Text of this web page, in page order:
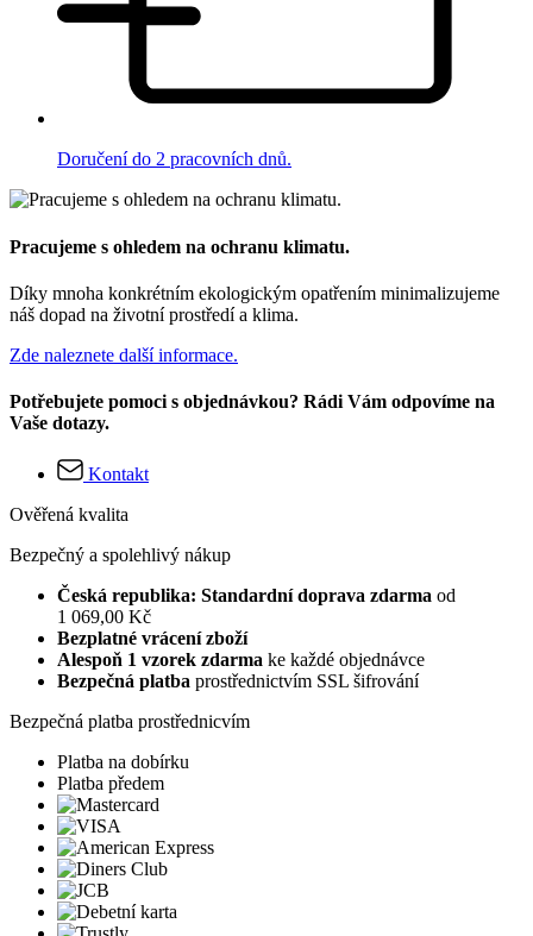
Doručení do 2 pracovních dnů.
Pracujeme s ohledem na ochranu klimatu.
Díky mnoha konkrétním ekologickým opatřením minimalizujeme
náš dopad na životní prostředí a klima.
Zde naleznete další informace.
Potřebujete pomoci s objednávkou? Rádi Vám odpovíme na
Vaše dotazy.
Kontakt
Ověřená kvalita
Bezpečný a spolehlivý nákup
Česká republika: Standardní doprava zdarma od
1 069,00 Kč
Bezplatné vrácení zboží
Alespoň 1 vzorek zdarma ke každé objednávce
Bezpečná platba prostřednictvím SSL šifrování
Bezpečná platba prostřednicvím
Platba na dobírku
Platba předem